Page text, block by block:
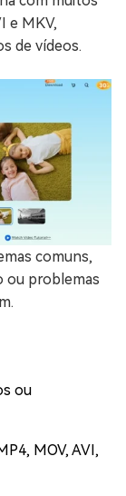
e MKV,
de vídeos.
comuns,
ou problemas
ou
MOV, AVI,